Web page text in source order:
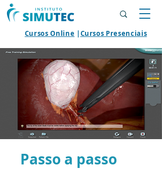
Cursos Online |Cursos Presenciais
Passo a passo